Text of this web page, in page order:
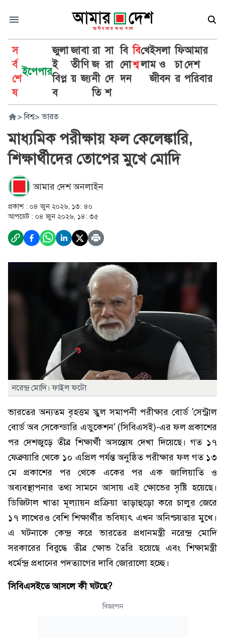
স
র্ব
শে
ষ
ইপেপার
জুলা
ই
বিপ্ল
ব
জা
তী
য়
বা
ণি
জ্য
রা
জ
নী
তি
সা
রা
দে
শ
বি
নো
দন
বি
শ্ব
খে
লা
ইসলা
ম ও
জীবন
ফি
চা
র
আমার
দেশ
পরিবার
> বিশ্ব> ভারত
মাধ্যমিক পরীক্ষায় ফল কেলেঙ্কারি,
শিক্ষার্থীদের তোপের মুখে মোদি
আমার দেশ অনলাইন
প্রকাশ : ০৪ জুন ২০২৬, ১৩: ৪০
আপডেট : ০৪ জুন ২০২৬, ১৪: ৩৫
নরেন্দ্র মোদি। ফাইল ফটো
ভারতের অন্যতম বৃহত্তম স্কুল সমাপনী পরীক্ষার বোর্ড 'সেন্ট্রাল
বোর্ড অব সেকেন্ডারি এডুকেশন' (সিবিএসই)-এর ফল প্রকাশের
পর দেশজুড়ে তীব্র শিক্ষার্থী অসন্তোষ দেখা দিয়েছে। গত ১৭
ফেব্রুয়ারি থেকে ১০ এপ্রিল পর্যন্ত অনুষ্ঠিত পরীক্ষার ফল গত ১৩
মে প্রকাশের পর থেকে একের পর এক জালিয়াতি ও
অব্যবস্থাপনার তথ্য সামনে আসায় এই ক্ষোভের সৃষ্টি হয়েছে।
ডিজিটাল খাতা মূল্যায়ন প্রক্রিয়া তাড়াহুড়ো করে চালুর জেরে
১৭ লাখেরও বেশি শিক্ষার্থীর ভবিষ্যৎ এখন অনিশ্চয়তার মুখে।
এ ঘটনাকে কেন্দ্র করে ভারতের প্রধানমন্ত্রী নরেন্দ্র মোদি
সরকারের বিরুদ্ধে তীব্র ক্ষোভ তৈরি হয়েছে এবং শিক্ষামন্ত্রী
ধর্মেন্দ্র প্রধানের পদত্যাগের দাবি জোরালো হচ্ছে।
সিবিএসইতে আসলে কী ঘটছে?
বিজ্ঞাপন